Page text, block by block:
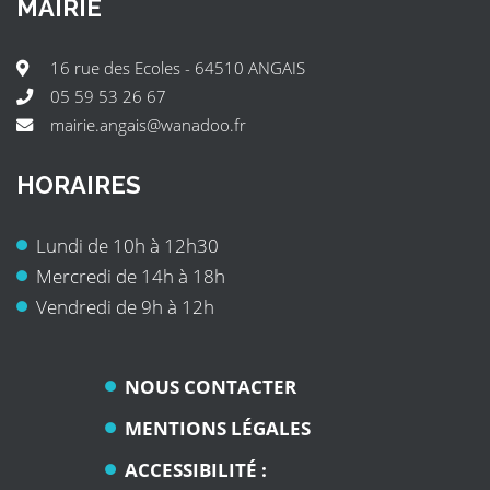
MAIRIE
16 rue des Ecoles - 64510 ANGAIS
05 59 53 26 67
mairie.angais@wanadoo.fr
HORAIRES
Lundi de 10h à 12h30
Mercredi de 14h à 18h
Vendredi de 9h à 12h
NOUS CONTACTER
MENTIONS LÉGALES
ACCESSIBILITÉ :